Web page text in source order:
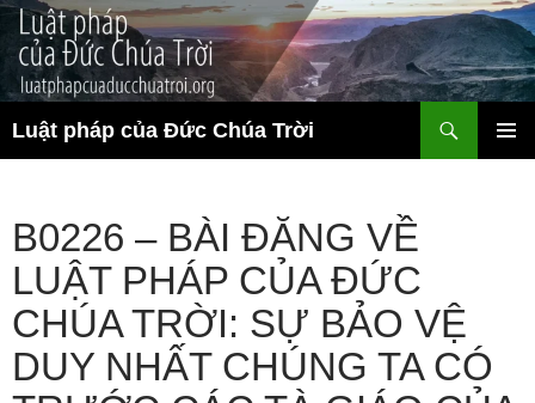
Chuyển
đến
nội
dung
Luật pháp của Đức Chúa Trời
kiếm
B0226 – BÀI ĐĂNG VỀ
LUẬT PHÁP CỦA ĐỨC
CHÚA TRỜI: SỰ BẢO VỆ
DUY NHẤT CHÚNG TA CÓ